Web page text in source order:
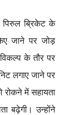
ब्रिकेट के
जाने पर जोड़
के तौर पर
लगाए जाने पर
रोकने में सहायता
बढ़ेगी। उन्होंने